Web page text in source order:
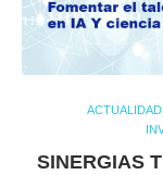
ACTUALIDAD
SINERGIAS